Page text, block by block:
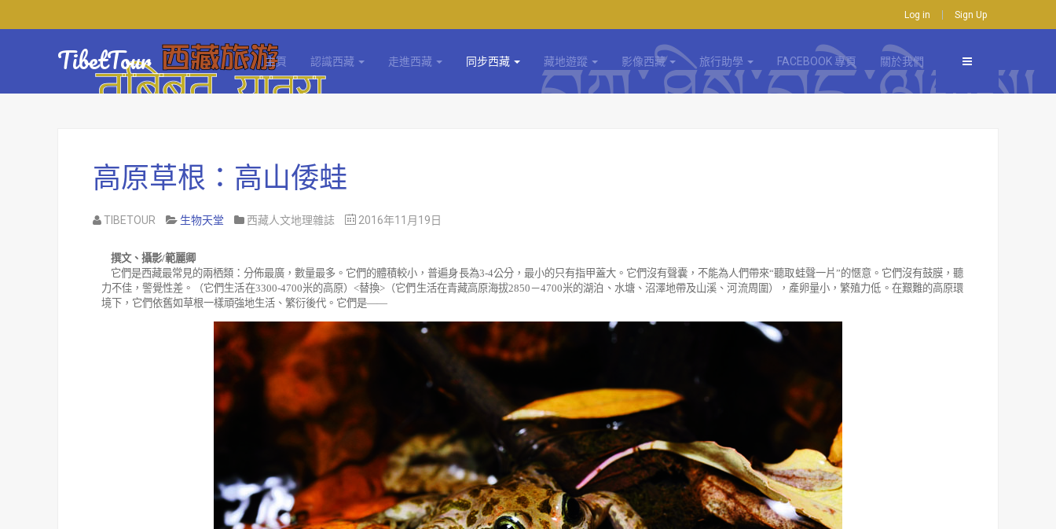
Log in Sign Up
TibetTour 主頁 認識西藏 走進西藏 同步西藏 藏地遊蹤 影像西藏 旅行助學 FACEBOOK 專頁 關於我們
高原草根：高山倭蛙
TIBETOUR 生物天堂 西藏人文地理雜誌 2016年11月19日
撰文、攝影/範麗卿
它們是西藏最常見的兩栖類：分佈最廣，數量最多。它們的體積較小，普遍身長為3-4公分，最小的只有指甲蓋大。它們沒有聲囊，不能為人們帶來“聽取蛙聲一片”的愜意。它們沒有鼓膜，聽
力不佳，警覺性差。（它們生活在3300-4700米的高原）<替換> （它們生活在青藏高原海拔2850－4700米的湖泊、水塘、沼澤地帶及山溪、河流周圍），產卵量小，繁殖力低。在艱難的高原環
境下，它們依舊如草根一樣頑強地生活、繁衍後代。它們是——